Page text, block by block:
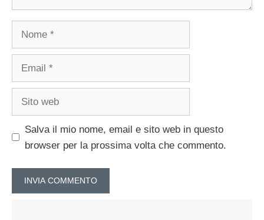
Nome
Email
Sito
Salva il mio nome, email e sito web in questo
browser per la prossima volta che commento.